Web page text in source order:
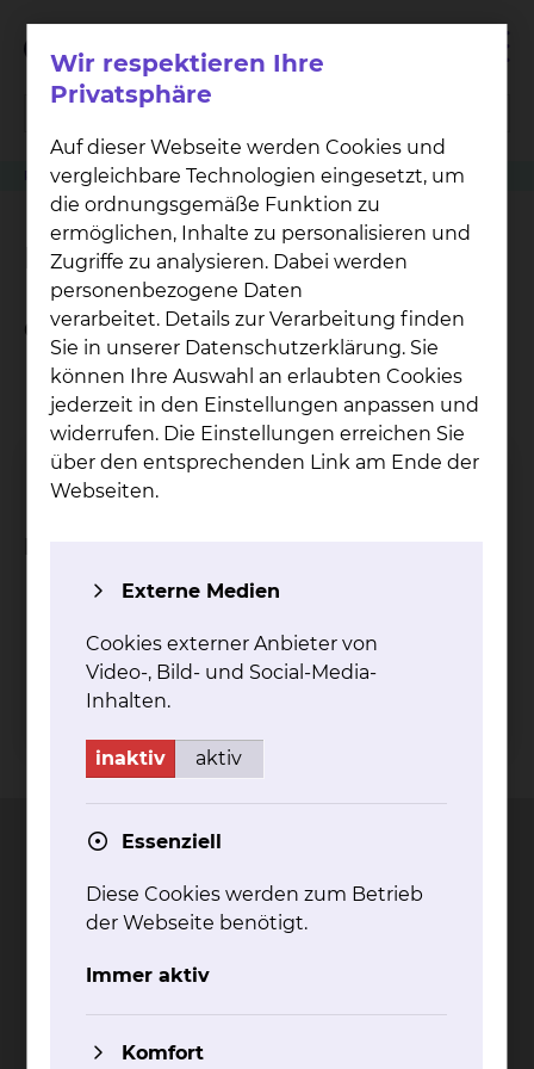
Patienten Angehörige & Besucher Orthopädie Dr. Felix Wolff
Dr. Felix Wolff
Qualifikation
Oberarzt
Facharzt für Orthopädie und Unfallchirurgie
Physikalische Medizin
ATLS-Provider
Orthopädie
Kontakt Impressum
Bildnachweise
Entgelttransparenz
Städtisches Klinikum
Wir respektieren Ihre
Privatsphäre
Auf dieser Webseite werden Cookies und
vergleichbare Technologien eingesetzt, um
die ordnungsgemäße Funktion zu
ermöglichen, Inhalte zu personalisieren und
Zugriffe zu analysieren. Dabei werden
personenbezogene Daten
verarbeitet. Details zur Verarbeitung finden
Sie in unserer Datenschutzerklärung. Sie
können Ihre Auswahl an erlaubten Cookies
jederzeit in den Einstellungen anpassen und
widerrufen. Die Einstellungen erreichen Sie
über den entsprechenden Link am Ende der
Webseiten.
Externe Medien
Cookies externer Anbieter von
Video-, Bild- und Social-Media-
Inhalten.
inaktiv aktiv
Essenziell
Diese Cookies werden zum Betrieb
der Webseite benötigt.
Immer aktiv
Komfort